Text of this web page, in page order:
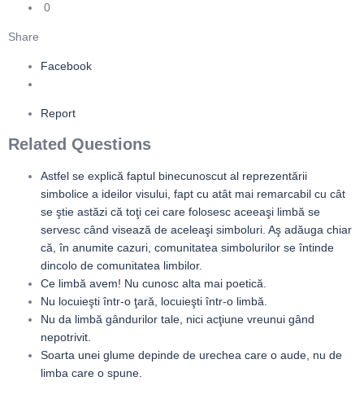
0
Share
Facebook
Report
Related Questions
Astfel se explică faptul binecunoscut al reprezentării
simbolice a ideilor visului, fapt cu atât mai remarcabil cu cât
se ştie astăzi că toţi cei care folosesc aceeaşi limbă se
servesc când visează de aceleaşi simboluri. Aş adăuga chiar
că, în anumite cazuri, comunitatea simbolurilor se întinde
dincolo de comunitatea limbilor.
Ce limbă avem! Nu cunosc alta mai poetică.
Nu locuieşti într-o ţară, locuieşti într-o limbă.
Nu da limbă gândurilor tale, nici acţiune vreunui gând
nepotrivit.
Soarta unei glume depinde de urechea care o aude, nu de
limba care o spune.